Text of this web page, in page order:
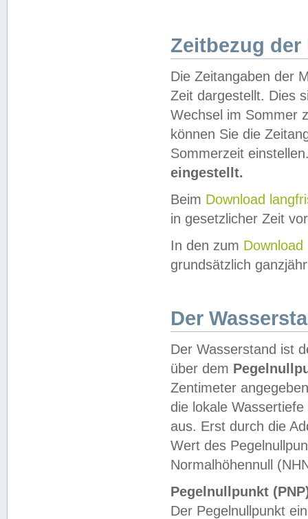
Zeitbezug der
Die Zeitangaben der
Zeit dargestellt. Dies
Wechsel im Sommer
können Sie die
Sommerzeit
eingestellt.
Beim Download
in gesetzlicher Zeit
In den zum Download
grundsätzlich
Der
Der Wasserstand ist
über dem
Zentimeter
die lokale
aus. Erst durch die
Wert des
Normalhöhennull
Pegelnullpunkt
Der Pegelnullpunkt